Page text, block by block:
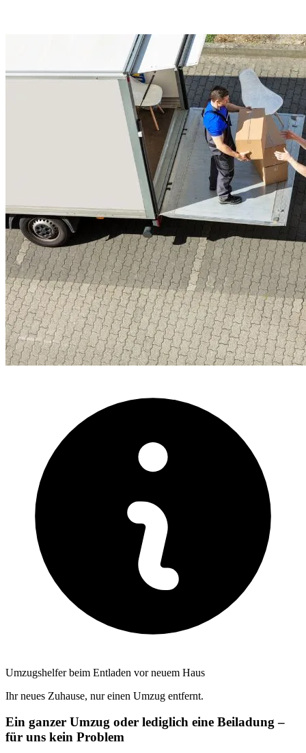
Umzugshelfer beim Entladen vor neuem Haus
Ihr neues Zuhause, nur einen Umzug entfernt.
Ein ganzer Umzug oder lediglich eine Beiladung –
für uns kein Problem